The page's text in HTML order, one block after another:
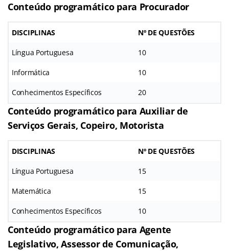
Conteúdo programático para Procurador
DISCIPLINAS Nº DE QUESTÕES
Língua Portuguesa 10
Informática 10
Conhecimentos Específicos 20
Conteúdo programático para Auxiliar de
Serviços Gerais, Copeiro, Motorista
DISCIPLINAS Nº DE QUESTÕES
Língua Portuguesa 15
Matemática 15
Conhecimentos Específicos 10
Conteúdo programático para Agente
Legislativo, Assessor de Comunicação,